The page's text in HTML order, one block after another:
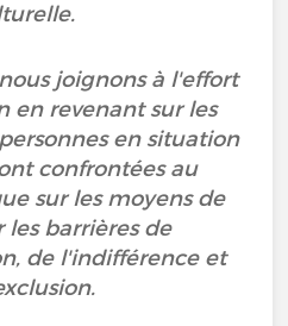
joignons à l'effort
en revenant sur les
en situation
confrontées au
sur les moyens de
les barrières de
de l'indifférence et